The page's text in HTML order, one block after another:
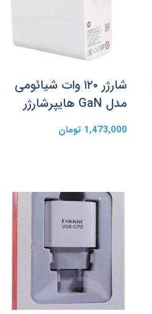
شارژر ۱۲۰ وات شیائومی
مدل GaN هایپرشارژر
1,473,000 تومان